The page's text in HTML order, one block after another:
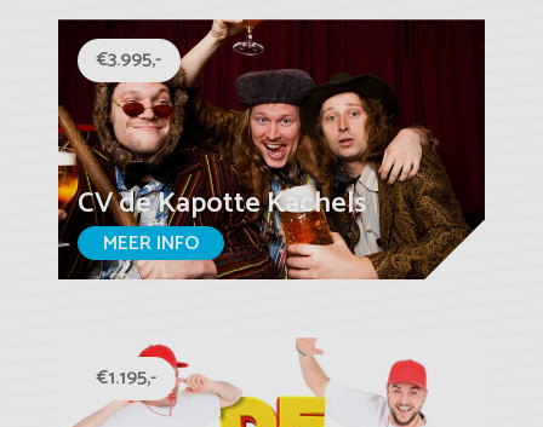
€3.995,-
CV de Kapotte Kachels
MEER INFO
€1.195,-